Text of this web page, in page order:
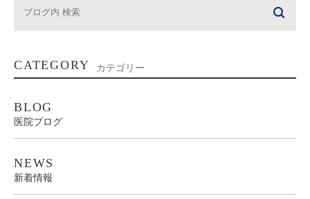
CATEGORY カテゴリー
BLOG
医院ブログ
NEWS
新着情報